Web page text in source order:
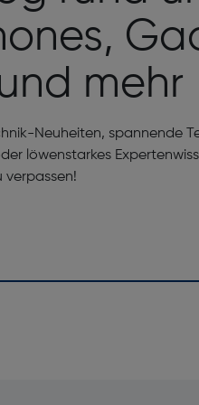
mehr
Neuheiten, spannende
löwenstarkes
verpassen!